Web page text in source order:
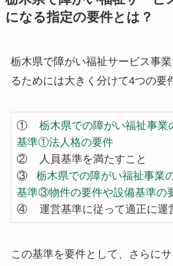
になる指定の要件とは？
栃木県で障がい福祉サービス事
るためには大きく分けて4つの要
① 栃木県での障がい福祉事業
基準①法人格の要件
② 人員基準を満たすこと
③ 栃木県での障がい福祉事業
基準③物件の要件や設備基準の
④ 運営基準に従って適正に運
この基準を要件として、さらに